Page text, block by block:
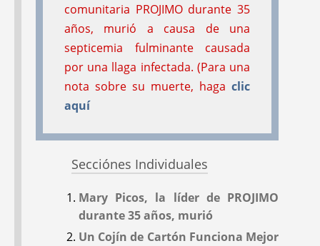
'War on Drugs'; and
News from Hesperian
Africa
#18
comunitaria PROJIMO durante 35
años, murió a causa de una
septicemia fulminante causada
por una llaga infectada. (Para una
nota sobre su muerte, haga clic
aquí
Secciónes Individuales
Mary Picos, la líder de PROJIMO
durante 35 años, murió
Un Cojín de Cartón Funciona Mejor